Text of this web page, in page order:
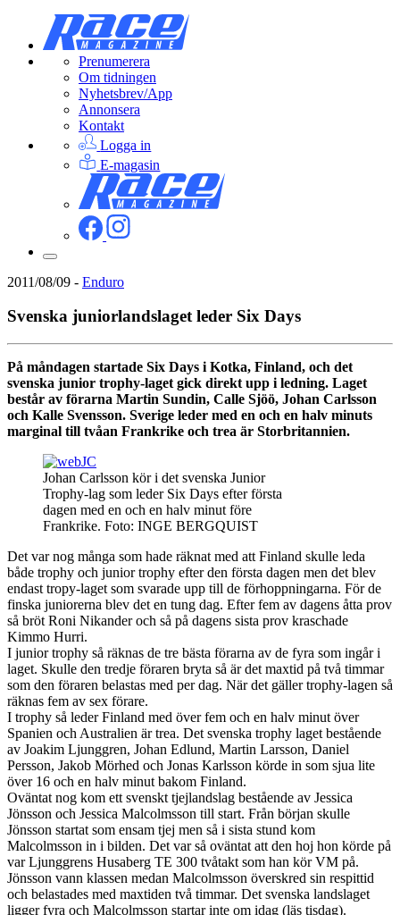
Prenumerera
Om tidningen
Nyhetsbrev/App
Annonsera
Kontakt
Logga in
E-magasin
2011/08/09 - Enduro
Svenska juniorlandslaget leder Six Days
På måndagen startade Six Days i Kotka, Finland, och det
svenska junior trophy-laget gick direkt upp i ledning. Laget
består av förarna Martin Sundin, Calle Sjöö, Johan Carlsson
och Kalle Svensson. Sverige leder med en och en halv minuts
marginal till tvåan Frankrike och trea är Storbritannien.
Johan Carlsson kör i det svenska Junior
Trophy-lag som leder Six Days efter första
dagen med en och en halv minut före
Frankrike. Foto: INGE BERGQUIST
Det var nog många som hade räknat med att Finland skulle leda
både trophy och junior trophy efter den första dagen men det blev
endast tropy-laget som svarade upp till de förhoppningarna. För de
finska juniorerna blev det en tung dag. Efter fem av dagens åtta prov
så bröt Roni Nikander och så på dagens sista prov kraschade
Kimmo Hurri.
I junior trophy så räknas de tre bästa förarna av de fyra som ingår i
laget. Skulle den tredje föraren bryta så är det maxtid på två timmar
som den föraren belastas med per dag. När det gäller trophy-lagen så
räknas fem av sex förare.
I trophy så leder Finland med över fem och en halv minut över
Spanien och Australien är trea. Det svenska trophy laget bestående
av Joakim Ljunggren, Johan Edlund, Martin Larsson, Daniel
Persson, Jakob Mörhed och Jonas Karlsson körde in som sjua lite
över 16 och en halv minut bakom Finland.
Oväntat nog kom ett svenskt tjejlandslag bestående av Jessica
Jönsson och Jessica Malcolmsson till start. Från början skulle
Jönsson startat som ensam tjej men så i sista stund kom
Malcolmsson in i bilden. Det var så oväntat att den hoj hon körde på
var Ljunggrens Husaberg TE 300 tvåtakt som han kör VM på.
Jönsson vann klassen medan Malcolmsson överskred sin respittid
och belastades med maxtiden två timmar. Det svenska landslaget
ligger fyra och Malcolmsson startar inte om idag (läs tisdag).